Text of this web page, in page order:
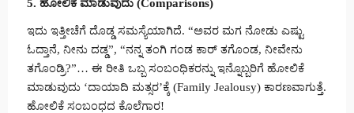
5. ಹೋಲಿಕೆ ಮಾಡುವುದು (Comparisons)
ಇದು ಇತ್ತೀಚೆಗೆ ದೊಡ್ಡ ಸಮಸ್ಯೆಯಾಗಿದೆ. “ಅವರ ಮಗ ನೋಡು ಎಷ್ಟು
ಓದ್ತಾನೆ, ನೀನು ದಡ್ಡ”, “ನನ್ನ ತಂಗಿ ಗಂಡ ಕಾರ್ ತಗೊಂಡ, ನೀವೇನು
ತಗೊಂಡ್ರಿ?”… ಈ ರೀತಿ ಒಬ್ಬ ಸಂಬಂಧಿಕರನ್ನು ಇನ್ನೊಬ್ಬರಿಗೆ ಹೋಲಿಕೆ
ಮಾಡುವುದು ‘ದಾಯಾದಿ ಮತ್ಸರ’ಕ್ಕೆ (Family Jealousy) ಕಾರಣವಾಗುತ್ತೆ.
ಹೋಲಿಕೆ ಸಂಬಂಧದ ಕೊಲೆಗಾರ!